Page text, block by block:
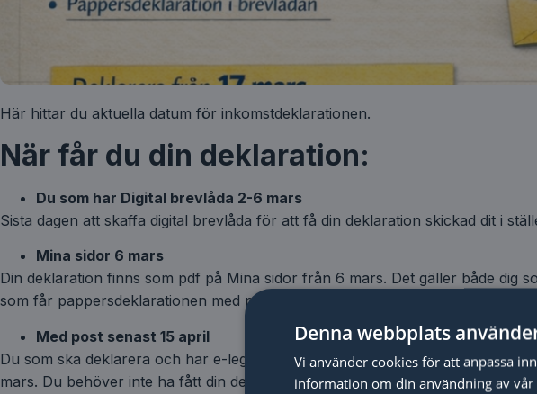
Här hittar du aktuella datum för inkomstdeklarationen.
När får du din deklaration:
Du som har Digital brevlåda 2-6 mars
Sista dagen att skaffa digital brevlåda för att få din deklaration skickad dit i
Mina sidor 6 mars
Din deklaration finns som pdf på Mina sidor från 6 mars. Det gäller både dig
som får pappersdeklarationen med posten.
Med post senast 15 april
Du som ska deklarera och har e-legitimation kan deklarera i Skatteverkets e-
mars. Du behöver inte ha fått din deklaration för att kunna använda e-
Denna webbplats
Vi använder cookies för att anpassa
information om din användning av